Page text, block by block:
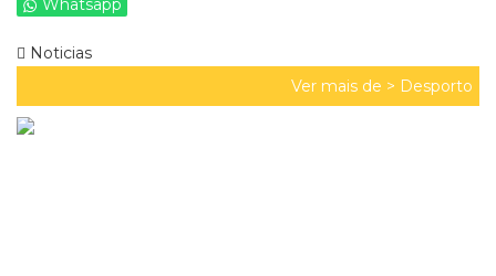
Whatsapp
Noticias
Ver mais de > Desporto